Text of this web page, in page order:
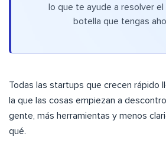
lo que te ayude a resolver
botella que tengas
Todas las startups que crecen rápido
la que las cosas empiezan a
gente, más herramientas y menos
qué.